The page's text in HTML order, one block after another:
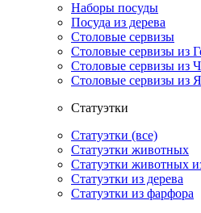
Наборы посуды
Посуда из дерева
Столовые сервизы
Столовые сервизы из
Столовые сервизы из
Столовые сервизы из
Статуэтки
Статуэтки (все)
Статуэтки животных
Статуэтки животных
Статуэтки из дерева
Статуэтки из фарфора